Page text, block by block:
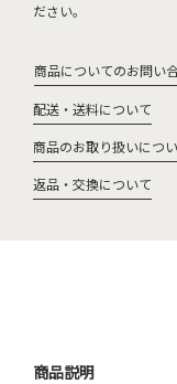
ださい。
商品についてのお問い
配送・送料について
商品のお取り扱いにつ
返品・交換について
商品説明